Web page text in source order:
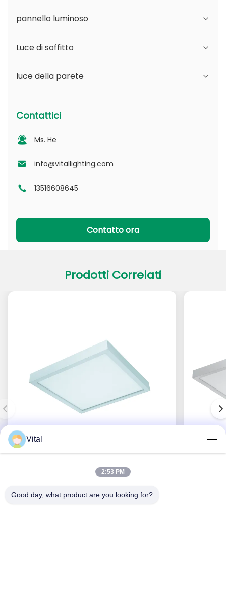
pannello luminoso
Serie JDL
Serie DSDL
Serie MDL
Serie NSDL
Serie DL
Serie PADL
Luce di soffitto
Serie JCL
Serie fotovoltaica
Serie PD
Serie CL
Serie PACL
luce della parete
apertura variabile
Serie D - Piastra di guida della luce puntinata
Contattici
Ms. He
info@vitallighting.com
13516608645
Contatto ora
Prodotti Correlati
Ottenga il migliore prezzo
Vital
2:53 PM
Good day, what product are you looking for?